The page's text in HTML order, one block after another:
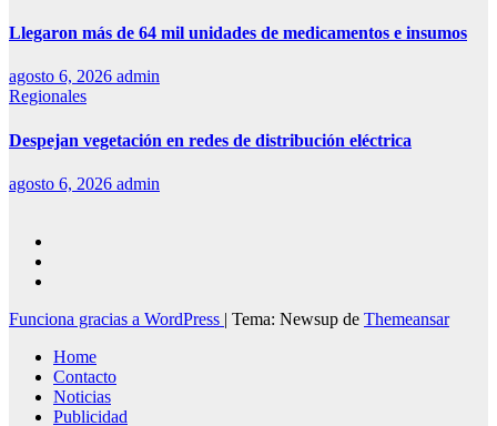
Llegaron más de 64 mil unidades de medicamentos e insumos
agosto 6, 2026 admin
Regionales
Despejan vegetación en redes de distribución eléctrica
agosto 6, 2026 admin
Funciona gracias a WordPress | Tema: Newsup de Themeansar
Home
Contacto
Noticias
Publicidad